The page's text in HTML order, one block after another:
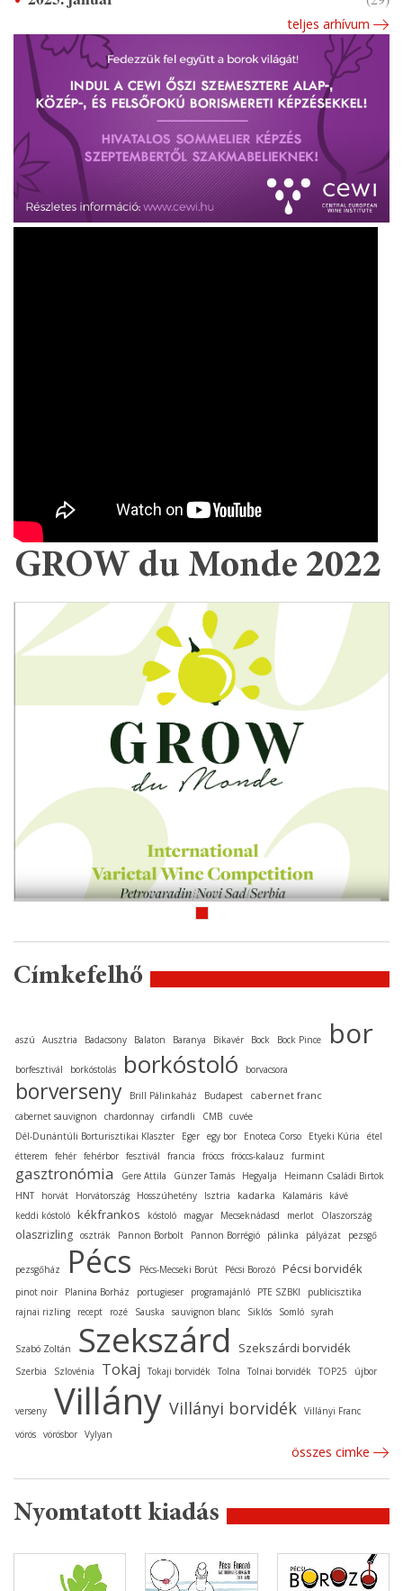
teljes arhívum
GROW du Monde 2022
Címkefelhő
aszú Ausztria Badacsony Balaton Baranya Bikavér Bock Bock Pince bor
borfesztivál borkóstolás borkóstoló borvacsora
borverseny Brill Pálinkaház Budapest cabernet franc
cabernet sauvignon chardonnay cirfandli CMB cuvée
Dél-Dunántúli Borturisztikai Klaszter
Eger egy bor Enoteca Corso Etyeki Kúria
étel
étterem
fehér fehérbor fesztivál francia fröccs fröccs-kalauz furmint
gasztronómia Gere Attila Günzer Tamás Hegyalja
Heimann Családi Birtok
HNT
horvát Horvátország Hosszúhetény Isztria kadarka Kalamáris
kávé
keddi kóstoló kékfrankos kóstoló magyar Mecseknádasd merlot Olaszország
olaszrizling osztrák Pannon Borbolt Pannon Borrégió pálinka pályázat pezsgő
pezsgőház Pécs Pécs-Mecseki Borút Pécsi Borozó Pécsi borvidék
pinot noir Planina Borház portugieser programajánló PTE SZBKI
publicisztika
rajnai rizling
recept rozé Sauska sauvignon blanc Siklós Somló syrah
Szabó Zoltán Szekszárd Szekszárdi borvidék
Szerbia Szlovénia Tokaj Tokaji borvidék Tolna Tolnai borvidék TOP25 újbor
verseny Villány Villányi borvidék Villányi Franc
vörös vörösbor Vylyan
összes cimke
Nyomtatott kiadás